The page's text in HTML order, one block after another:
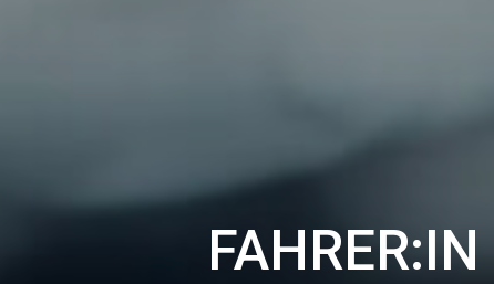
FAHRER:IN